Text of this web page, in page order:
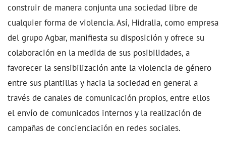
construir de manera conjunta una sociedad libre de
cualquier forma de violencia. Así, Hidralia, como empresa
del grupo Agbar, manifiesta su disposición y ofrece su
colaboración en la medida de sus posibilidades, a
favorecer la sensibilización ante la violencia de género
entre sus plantillas y hacia la sociedad en general a
través de canales de comunicación propios, entre ellos
el envío de comunicados internos y la realización de
campañas de concienciación en redes sociales.